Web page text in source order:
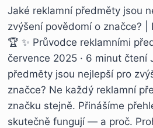
Jaké reklamní předměty jsou
zvýšení povědomí o značce? |
🏆 ✨ Průvodce reklamními
července 2025 · 6 minut čtení
předměty jsou nejlepší pro
značce? Ne každý reklamní
značku stejně. Přinášíme
skutečně fungují — a proč.